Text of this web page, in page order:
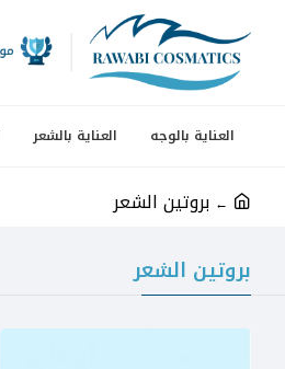
العناية بالوجه العناية بالشعر
بروتين الشعر
بروتين الشعر